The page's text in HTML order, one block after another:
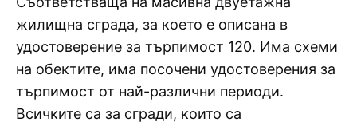
жилищна сграда, за което е описана в
удостоверение за търпимост 120. Има схеми
на обектите, има посочени удостоверения за
търпимост от най-различни периоди.
Всичките са за сгради, които са